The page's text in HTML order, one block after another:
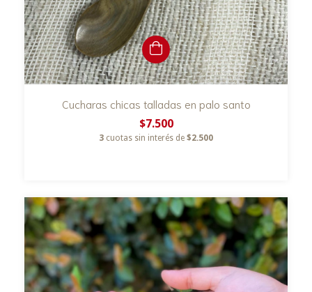
Cucharas chicas talladas en palo santo
$7.500
3 cuotas sin interés de $2.500